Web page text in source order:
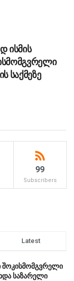
ისმის
საქმეზე
99
Subscribers
Latest
შოკისმომგვრელი
საზარელი